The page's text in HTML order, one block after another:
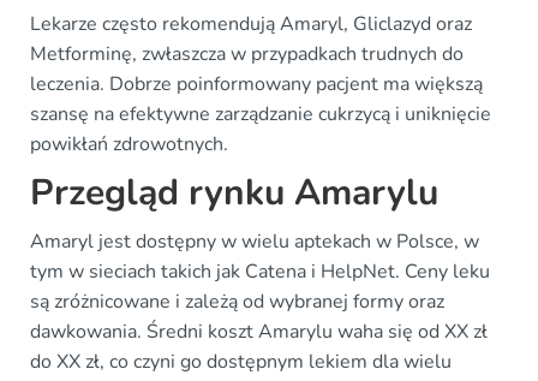
Lekarze często rekomendują Amaryl, Gliclazyd oraz
Metforminę, zwłaszcza w przypadkach trudnych do
leczenia. Dobrze poinformowany pacjent ma większą
szansę na efektywne zarządzanie cukrzycą i uniknięcie
powikłań zdrowotnych.
Przegląd rynku Amarylu
Amaryl jest dostępny w wielu aptekach w Polsce, w
tym w sieciach takich jak Catena i HelpNet. Ceny leku
są zróżnicowane i zależą od wybranej formy oraz
dawkowania. Średni koszt Amarylu waha się od XX zł
do XX zł, co czyni go dostępnym lekiem dla wielu